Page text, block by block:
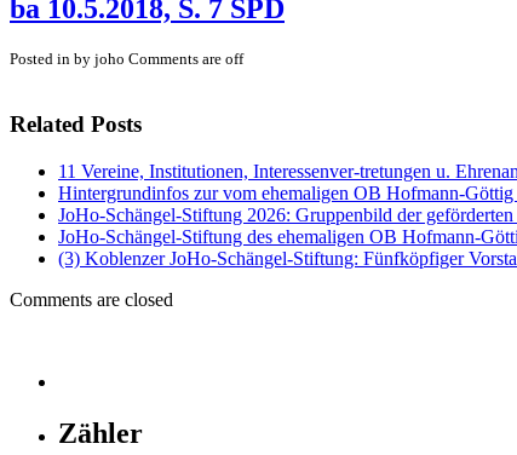
ba 10.5.2018, S. 7 SPD
Posted in by joho Comments are off
Related Posts
11 Vereine, Institutionen, Interessenver-tretungen u.
Hintergrundinfos zur vom ehemaligen OB Hofmann-
JoHo-Schängel-Stiftung 2026: Gruppenbild der
JoHo-Schängel-Stiftung des ehemaligen OB Hofmann-
(3) Koblenzer JoHo-Schängel-Stiftung: Fünfköpfiger
Comments are closed
Zähler